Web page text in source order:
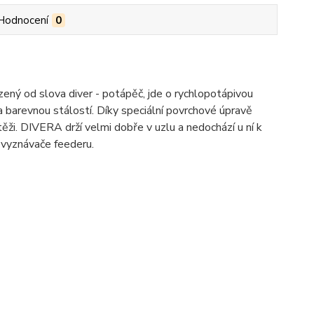
0
od slova diver - potápěč, jde o rychlopotápivou
stálostí. Díky speciální povrchové úpravě
DIVERA drží velmi dobře v uzlu a nedochází u ní k
feederu.